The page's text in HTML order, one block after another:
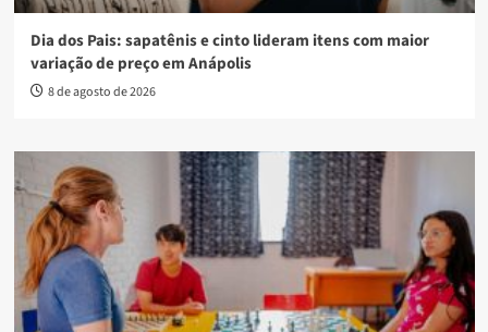
Dia dos Pais: sapatênis e cinto lideram itens com maior
variação de preço em Anápolis
8 de agosto de 2026